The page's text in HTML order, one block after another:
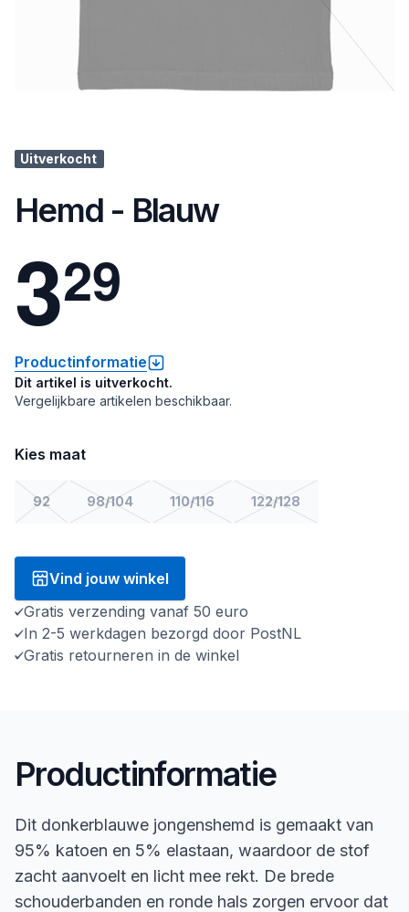
Uitverkocht
Hemd - Blauw
329
Productinformatie
Dit artikel is uitverkocht.
Vergelijkbare artikelen beschikbaar.
Kies maat
92 98/104 110/116 122/128
Vind jouw winkel
Gratis verzending vanaf 50 euro
In 2-5 werkdagen bezorgd door PostNL
Gratis retourneren in de winkel
Productinformatie
Dit donkerblauwe jongenshemd is gemaakt van
95% katoen en 5% elastaan, waardoor de stof
zacht aanvoelt en licht mee rekt. De brede
schouderbanden en ronde hals zorgen ervoor dat